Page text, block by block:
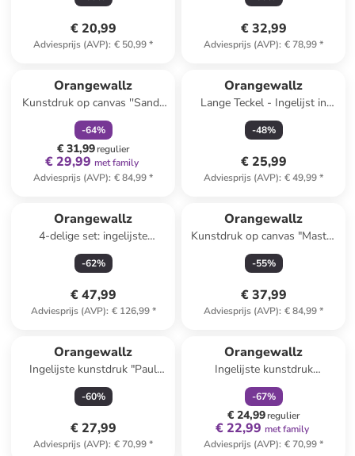
€ 20,99
Adviesprijs (AVP): € 50,99*
€ 32,99
Adviesprijs (AVP): € 78,99*
Orangewallz
Kunstdruk op canvas ''Sandy
Circles''
-64%
€ 31,99regulier
€ 29,99 met family
Adviesprijs (AVP): € 84,99*
Orangewallz
Lange Teckel - Ingelijst in
hout 40x50
-48%
€ 25,99
Adviesprijs (AVP): € 49,99*
Orangewallz
4-delige set: ingelijste
kunstdrukken "Pink Romance
Set"
-62%
€ 47,99
Adviesprijs (AVP): € 126,99*
Orangewallz
Kunstdruk op canvas "Master
Coloured Squares" - (B)50 x
(H)70 cm
-55%
€ 37,99
Adviesprijs (AVP): € 84,99*
Orangewallz
Ingelijste kunstdruk "Paul
Klee - blossoming"
-60%
€ 27,99
Adviesprijs (AVP): € 70,99*
Orangewallz
Ingelijste kunstdruk
"Blooming Beauty"
-67%
€ 24,99regulier
€ 22,99 met family
Adviesprijs (AVP): € 70,99*